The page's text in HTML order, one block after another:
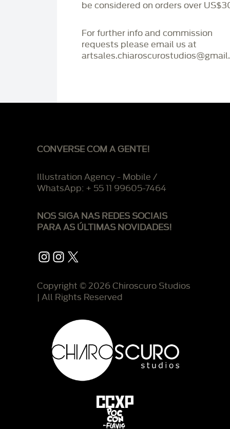
be considered on orders over
For further info and commission
requests please email us at
CONVERSE COM A GENTE!
Illustration Agency - Mobile /
WhatsApp: + 55 11 99605-7464
NOS SIGA NAS REDES SOCIAIS
PARA AS ÚLTIMAS NOVIDADES!
Instagram
Instagram
X
Copyright © 2026 Chiroscuro Studios
| All Rights Reserved